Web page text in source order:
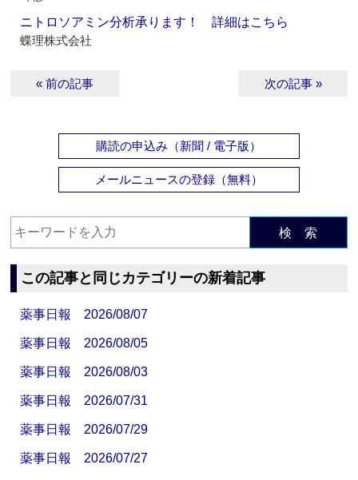
ニトロソアミン分析承ります！ 詳細はこちら
蝶理株式会社
« 前の記事 次の記事 »
購読の申込み（新聞 / 電子版）
メールニュースの登録（無料）
検 索
この記事と同じカテゴリーの新着記事
薬事日報 2026/08/07
薬事日報 2026/08/05
薬事日報 2026/08/03
薬事日報 2026/07/31
薬事日報 2026/07/29
薬事日報 2026/07/27